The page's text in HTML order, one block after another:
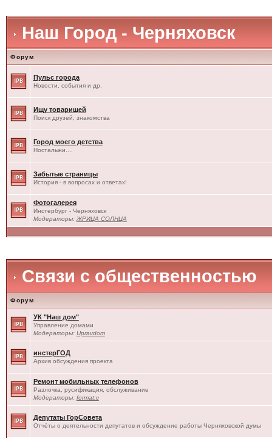
Наш Город - Черняховск
Форум
Пульс города
Новости, события и др.
Ищу товарищей
Поиск друзей, знакомства
Город моего детства
Ностальжи....
Забытые страницы
История - в вопросах и ответах!
Фотогалерея
Инстербург - Черняховск
Модераторы: ЖРИЦА СОЛНЦА
Связи с общественностью
Форум
УК "Наш дом"
Управление домами
Модераторы: Upravdom
инстерГОД
Архив обсуждения проекта
Ремонт мобильных телефонов
Разлочка, русификация, обслуживание
Модераторы: format:c
Депутаты ГорСовета
Отчёты о деятельности депутатов и обсуждение работы Черняховской думы